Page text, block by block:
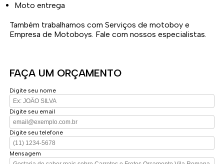
Moto entrega
Também trabalhamos com Serviços de motoboy e
Empresa de Motoboys. Fale com nossos especialistas.
FAÇA UM ORÇAMENTO
Digite seu nome
Digite seu email
Digite seu telefone
Mensagem